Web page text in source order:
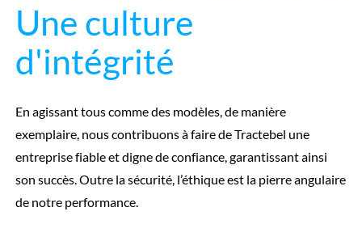
Une culture
d'intégrité
En agissant tous comme des modèles, de manière
exemplaire, nous contribuons à faire de Tractebel une
entreprise fiable et digne de confiance, garantissant ainsi
son succès. Outre la sécurité, l’éthique est la pierre angulaire
de notre performance.